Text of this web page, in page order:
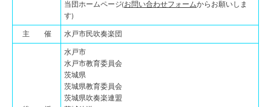
当団ホームページ(お問い合わせフォームからお願いしま
す)
主 催 水戸市民吹奏楽団
水戸市
水戸市教育委員会
茨城県
茨城県教育委員会
茨城県吹奏楽連盟